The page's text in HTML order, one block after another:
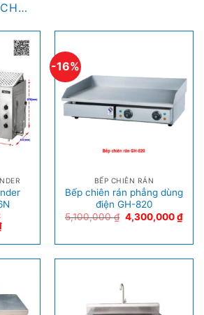
-16%
BẾP CHIÊN RÁN
Bếp chiên rán phẳng dùng
điện GH-820
5,100,000₫ 4,300,000₫